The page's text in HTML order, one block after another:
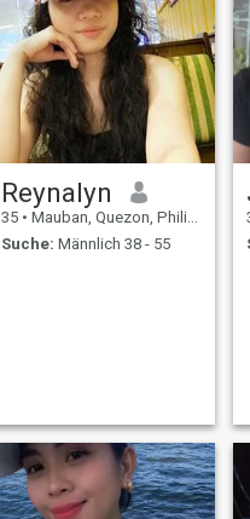
Reynalyn
35 • Mauban, Quezon, Philippinen
Suche: Männlich 38 - 55